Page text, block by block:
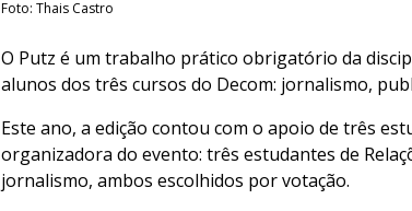
Foto: Thais Castro
O Putz é um trabalho prático obrigatório da
alunos dos três cursos do Decom: jornalismo,
Este ano, a edição contou com o apoio de três
organizadora do evento: três estudantes de
jornalismo, ambos escolhidos por votação.